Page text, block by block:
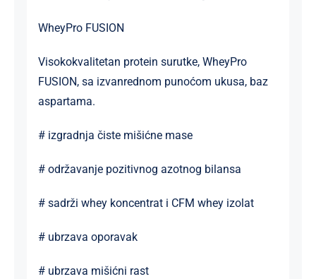
WheyPro FUSION
Visokokvalitetan protein surutke, WheyPro
FUSION, sa izvanrednom punoćom ukusa, baz
aspartama.
# izgradnja čiste mišićne mase
# održavanje pozitivnog azotnog bilansa
# sadrži whey koncentrat i CFM whey izolat
# ubrzava oporavak
# ubrzava mišićni rast